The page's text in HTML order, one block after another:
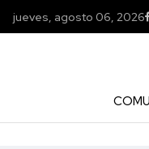
jueves, agosto 06, 2026